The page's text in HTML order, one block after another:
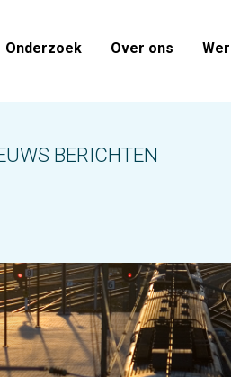
Onderzoek Over ons
BERICHTEN